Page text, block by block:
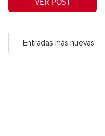
VER POST
Entradas más nuevas